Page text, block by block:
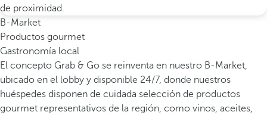
de proximidad.
B-Market
Productos gourmet
Gastronomía local
El concepto Grab & Go se reinventa en nuestro B-Market,
ubicado en el lobby y disponible 24/7, donde nuestros
huéspedes disponen de cuidada selección de productos
gourmet representativos de la región, como vinos, aceites,